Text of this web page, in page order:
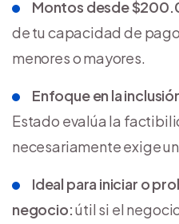
Montos desde
de tu capacidad de
menores o mayores.
Enfoque en la
Estado evalúa la
necesariamente exige
Ideal para iniciar o
negocio:útil si el